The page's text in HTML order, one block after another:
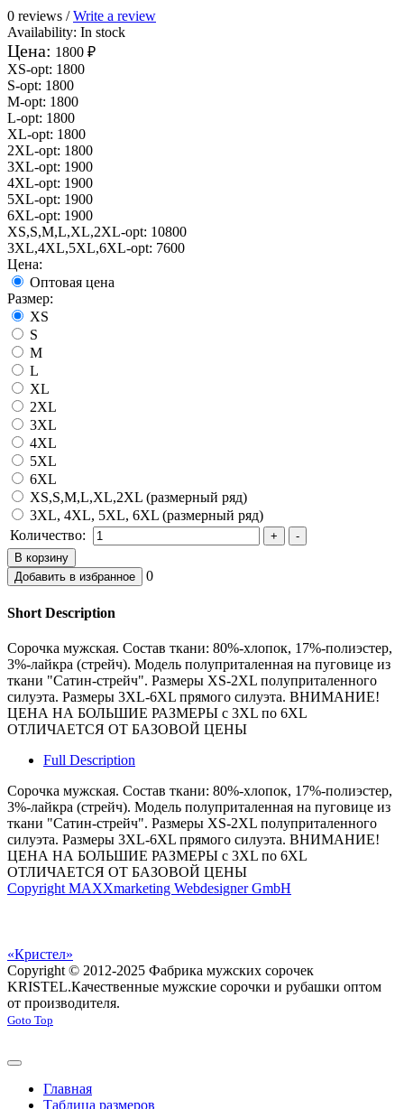
0 reviews /Write a review
Availability: In stock
Цена: 1800 ₽
XS-opt: 1800
S-opt: 1800
M-opt: 1800
L-opt: 1800
XL-opt: 1800
2XL-opt: 1800
3XL-opt: 1900
4XL-opt: 1900
5XL-opt: 1900
6XL-opt: 1900
XS,S,M,L,XL,2XL-opt: 10800
3XL,4XL,5XL,6XL-opt: 7600
Цена:
Оптовая цена
Размер:
XS
S
M
L
XL
2XL
3XL
4XL
5XL
6XL
XS,S,M,L,XL,2XL (размерный ряд)
3XL, 4XL, 5XL, 6XL (размерный ряд)
Количество:
0
Short Description
Сорочка мужская. Состав ткани: 80%-хлопок, 17%-полиэстер,
3%-лайкра (стрейч). Модель полуприталенная на пуговице из
ткани "Сатин-стрейч". Размеры XS-2XL полуприталенного
силуэта. Размеры 3XL-6XL прямого силуэта. ВНИМАНИЕ!
ЦЕНА НА БОЛЬШИЕ РАЗМЕРЫ с 3XL по 6XL
ОТЛИЧАЕТСЯ ОТ БАЗОВОЙ ЦЕНЫ
Full Description
Сорочка мужская. Состав ткани: 80%-хлопок, 17%-полиэстер,
3%-лайкра (стрейч). Модель полуприталенная на пуговице из
ткани "Сатин-стрейч". Размеры XS-2XL полуприталенного
силуэта. Размеры 3XL-6XL прямого силуэта. ВНИМАНИЕ!
ЦЕНА НА БОЛЬШИЕ РАЗМЕРЫ с 3XL по 6XL
ОТЛИЧАЕТСЯ ОТ БАЗОВОЙ ЦЕНЫ
Copyright MAXXmarketing Webdesigner GmbH
«Кристел»
Copyright © 2012-2025 Фабрика мужских сорочек
KRISTEL.Качественные мужские сорочки и рубашки оптом
от производителя.
Goto Top
Главная
Таблица размеров